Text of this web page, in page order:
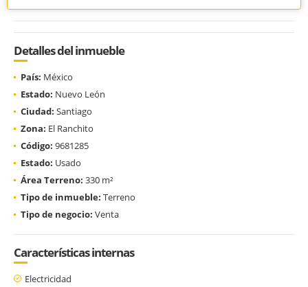
Detalles del inmueble
País: México
Estado: Nuevo León
Ciudad: Santiago
Zona: El Ranchito
Código: 9681285
Estado: Usado
Área Terreno: 330 m²
Tipo de inmueble: Terreno
Tipo de negocio: Venta
Características internas
Electricidad